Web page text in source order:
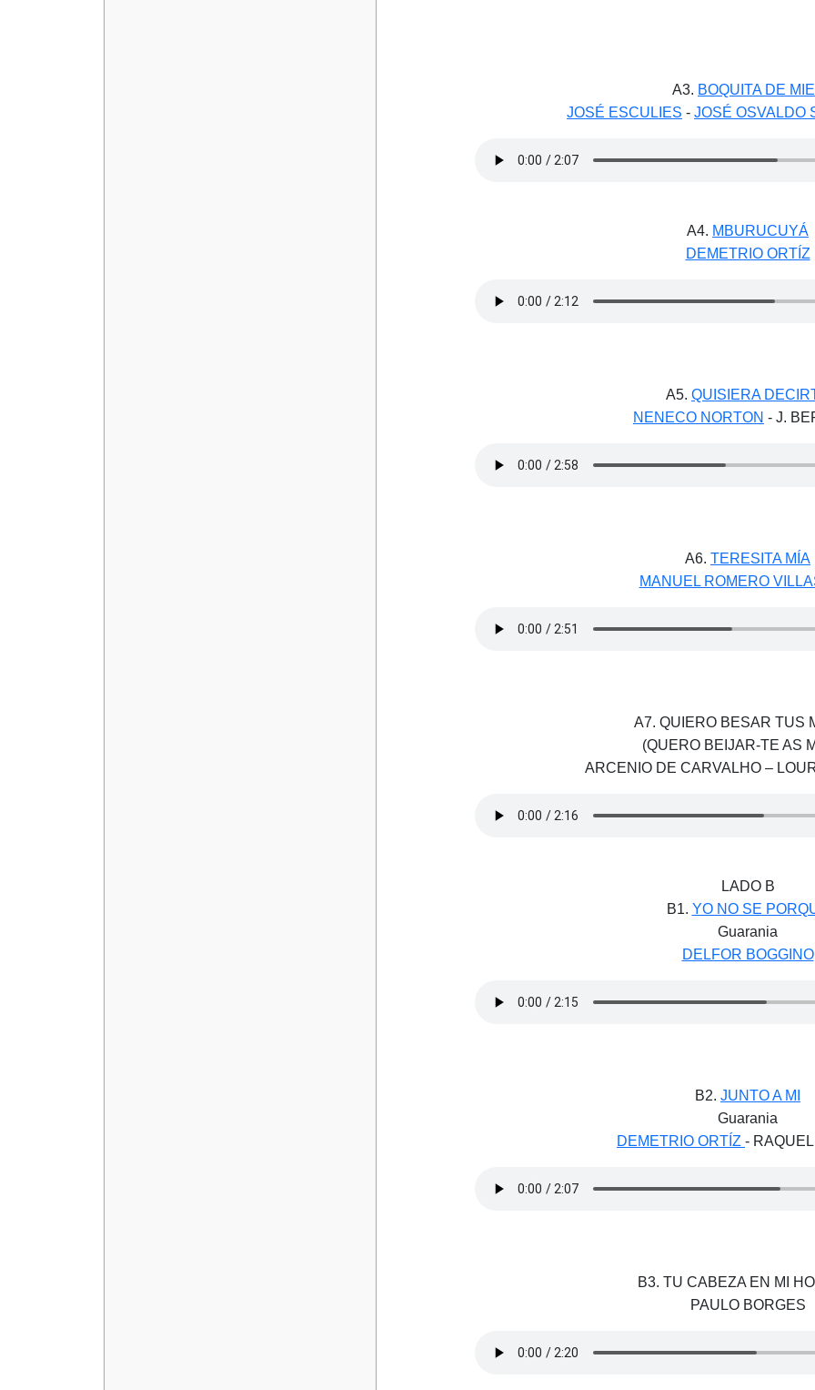
A3. BOQUITA DE
JOSÉ ESCULIES - JOSÉ OSVALDO
A4. MBURUCUYÁ
DEMETRIO ORTÍZ
A5. QUISIERA
NENECO NORTON - J.
A6. TERESITA MÍA
MANUEL ROMERO
A7. QUIERO BESAR TUS
(QUERO BEIJAR-TE AS
ARCENIO DE CARVALHO –
LADO B
B1. YO NO SE
Guarania
DELFOR BOGGINO
B2. JUNTO A MI
Guarania
DEMETRIO ORTÍZ -
B3. TU CABEZA EN MI
PAULO BORGES